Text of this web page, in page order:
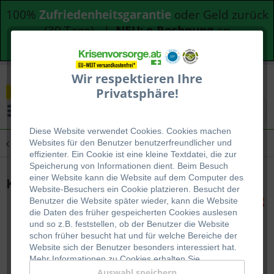
100% Zufriedenheitsgarantie oder Geld zurück
(30 Tage) |NEU: e-Rechnungan
Bundesdienststellen
Wir respektieren Ihre
Privatsphäre!
Diese Website verwendet Cookies. Cookies machen
Websites für den Benutzer benutzerfreundlicher und
effizienter. Ein Cookie ist eine kleine Textdatei, die zur
Speicherung von Informationen dient. Beim Besuch
einer Website kann die Website auf dem Computer des
Website-Besuchers ein Cookie platzieren. Besucht der
Benutzer die Website später wieder, kann die Website
die Daten des früher gespeicherten Cookies auslesen
und so z.B. feststellen, ob der Benutzer die Website
schon früher besucht hat und für welche Bereiche der
Website sich der Benutzer besonders interessiert hat.
Mehr Informationen zu Cookies erhalten Sie
Übersicht AlltagsVorrat
Kartoffelsuppe mit Wiener im Glas